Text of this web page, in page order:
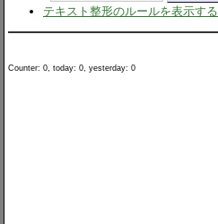
テキスト整形のルールを表示する
Counter: 0, today: 0, yesterday: 0